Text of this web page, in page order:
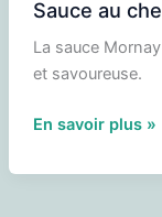
Sauce au
La sauce
et savoureuse.
Sauce
cheddar
En savoir plus »